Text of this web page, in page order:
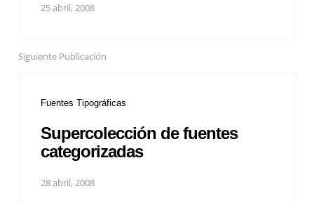
25 abril, 2008
Siguiente Publicación
Fuentes Tipográficas
Supercolección de fuentes
categorizadas
28 abril, 2008